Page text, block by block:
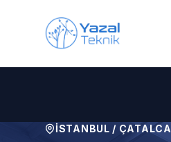
İSTANBUL / ÇATALCA